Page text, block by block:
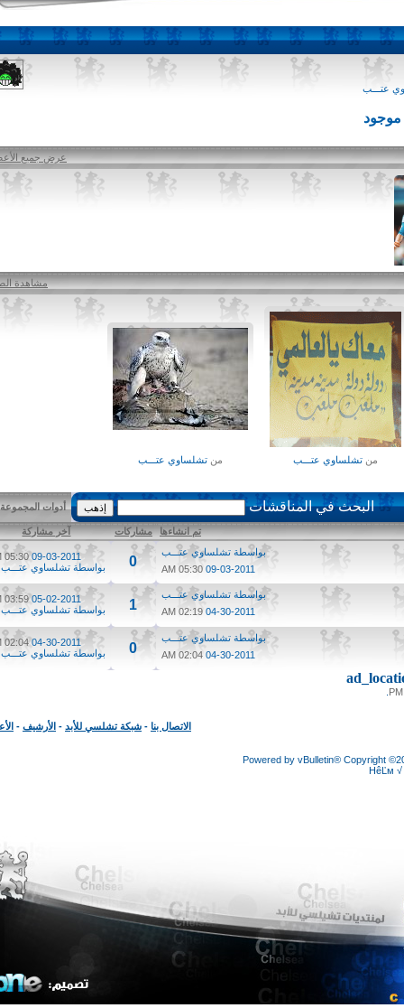
عرض جميع الأعضاء
مشاهدة الصور
تشلساوي عتـــب تشلساوي عتـــب
البحث في المناقشات أدوات المجموعة
تم انشاءها مشاركات
آخر مشاركة
بواسطةتشلساوي عتـــب
09-03-2011
05:30 AM
0
09-03-2011
05:30 AM
بواسطةتشلساوي عتـــب
بواسطةتشلساوي عتـــب
04-30-2011
02:19 AM
1
05-02-2011
03:59 PM
بواسطةتشلساوي عتـــب
بواسطةتشلساوي عتـــب
04-30-2011
02:04 AM
0
04-30-2011
02:04 AM
بواسطةتشلساوي عتـــب
الاتصال بنا- شبكة تشلسي للأبد -الأرشيف-الأعلى
Powered by vBulletin®